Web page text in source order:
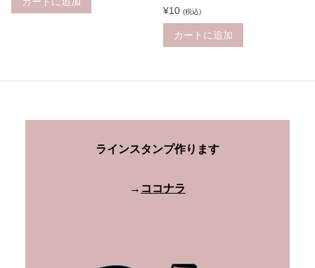
¥10 (税込)
カートに追加
ラインスタンプ作ります
→ ココナラ